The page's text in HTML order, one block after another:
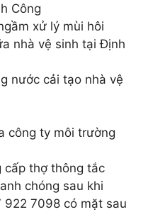
Công
xử lý mùi hôi
nhà vệ sinh tại Định
nước cải tạo nhà vệ
công ty môi trường
cấp thợ thông tắc
chóng sau khi
7098 có mặt sau